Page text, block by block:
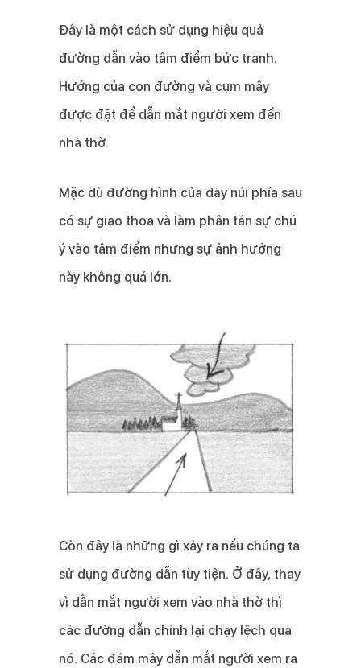
Đây là một cách sử dụng hiệu quả
đường dẫn vào tâm điểm bức tranh.
Hướng của con đường và cụm mây
được đặt để dẫn mắt người xem đến
nhà thờ.
Mặc dù đường hình của dãy núi phía sau
có sự giao thoa và làm phân tán sự chú
ý vào tâm điểm nhưng sự ảnh hưởng
này không quá lớn.
Còn đây là những gì xảy ra nếu chúng ta
sử dụng đường dẫn tùy tiện. Ở đây, thay
vì dẫn mắt người xem vào nhà thờ thì
các đường dẫn chính lại chạy lệch qua
nó. Các đám mây dẫn mắt người xem ra